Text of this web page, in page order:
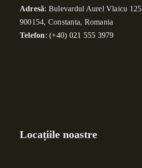
Adresă: Bulevardul Aurel Vlaicu 125
900154, Constanta, Romania
Telefon:(+40) 021 555 3979
Locațiile noastre